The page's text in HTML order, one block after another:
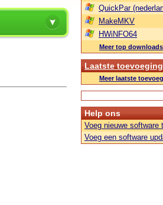
QuickPar
MakeMKV
HWiNFO64
Meer top downloads
Laatste
Meer laatste
Help ons
Voeg nieuwe software
Voeg een software